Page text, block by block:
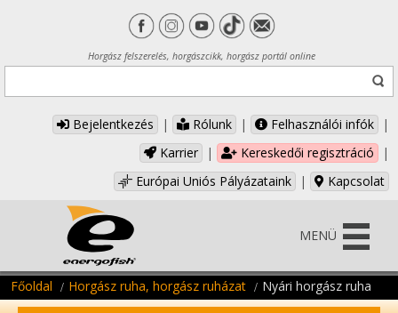
Horgász felszerelés, horgászcikk, horgász portál online
Bejelentkezés | Rólunk | Felhasználói infók
|
Karrier
| Kereskedői regisztráció
|
Európai Uniós Pályázataink
| Kapcsolat
MENÜ
Főoldal Horgász ruha, horgász ruházat Nyári horgász ruha